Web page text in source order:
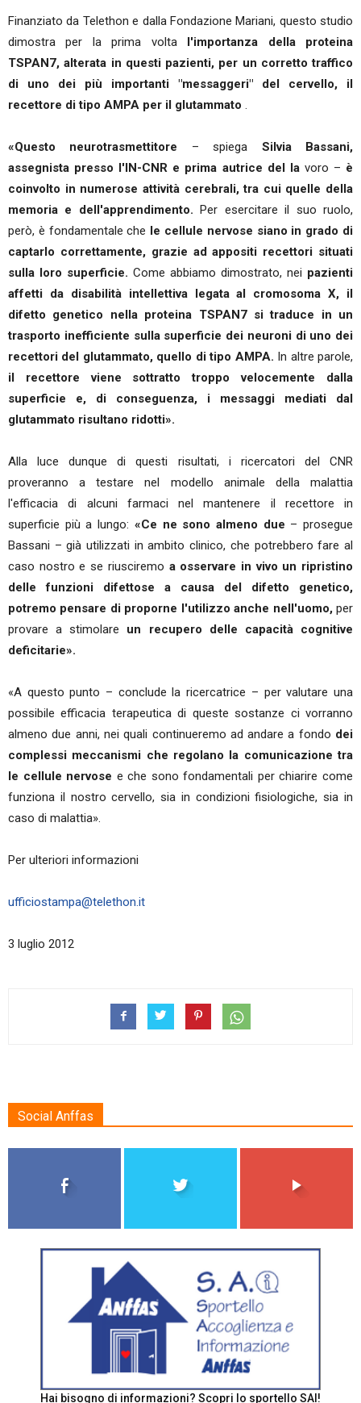
Finanziato da Telethon e dalla Fondazione Mariani, questo studio
dimostra per la prima volta l'importanza della proteina
TSPAN7, alterata in questi pazienti, per un corretto traffico
di uno dei più importanti "messaggeri" del cervello, il
recettore di tipo AMPA per il glutammato .
«Questo neurotrasmettitore – spiega Silvia Bassani,
assegnista presso l'IN-CNR e prima autrice del lavoro – è
coinvolto in numerose attività cerebrali, tra cui quelle della
memoria e dell'apprendimento. Per esercitare il suo ruolo,
però, è fondamentale che le cellule nervose siano in grado di
captarlo correttamente, grazie ad appositi recettori situati
sulla loro superficie. Come abbiamo dimostrato, nei pazienti
affetti da disabilità intellettiva legata al cromosoma X, il
difetto genetico nella proteina TSPAN7 si traduce in un
trasporto inefficiente sulla superficie dei neuroni di uno dei
recettori del glutammato, quello di tipo AMPA. In altre parole,
il recettore viene sottratto troppo velocemente dalla
superficie e, di conseguenza, i messaggi mediati dal
glutammato risultano ridotti».
Alla luce dunque di questi risultati, i ricercatori del CNR
proveranno a testare nel modello animale della malattia
l'efficacia di alcuni farmaci nel mantenere il recettore in
superficie più a lungo: «Ce ne sono almeno due – prosegue
Bassani – già utilizzati in ambito clinico, che potrebbero fare al
caso nostro e se riusciremo a osservare in vivo un ripristino
delle funzioni difettose a causa del difetto genetico,
potremo pensare di proporne l'utilizzo anche nell'uomo,per
provare a stimolare un recupero delle capacità cognitive
deficitarie».
«A questo punto – conclude la ricercatrice – per valutare una
possibile efficacia terapeutica di queste sostanze ci vorranno
almeno due anni, nei quali continueremo ad andare a fondo dei
complessi meccanismi che regolano la comunicazione tra
le cellule nervose e che sono fondamentali per chiarire come
funziona il nostro cervello, sia in condizioni fisiologiche, sia in
caso di malattia».
Per ulteriori informazioni
ufficiostampa@telethon.it
3 luglio 2012
Social Anffas
Hai bisogno di informazioni? Scopri lo sportello SAI!